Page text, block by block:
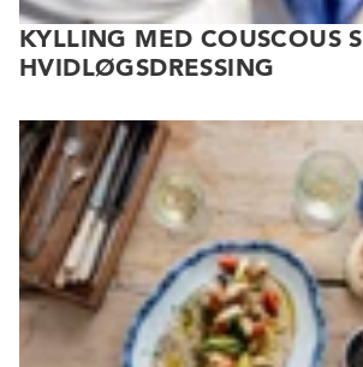
KYLLING MED COUSCOUS
HVIDLØGSDRESSING